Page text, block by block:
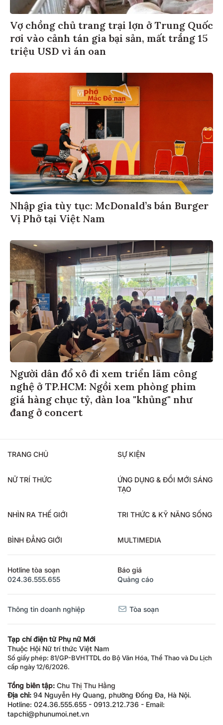
Vợ chồng chủ trang trại lợn ở Trung Quốc
rơi vào cảnh tán gia bại sản, mất trắng 15
triệu USD vì án oan
Nhập gia tùy tục: McDonald’s bán Burger
Vị Phở tại Việt Nam
Người dân đổ xô đi xem triển lãm công
nghệ ở TP.HCM: Ngồi xem phòng phim
giá hàng chục tỷ, dàn loa "khủng" như
đang ở concert
TRANG CHỦ SỰ KIỆN
NỮ TRÍ THỨC
ỨNG DỤNG & ĐỔI MỚI SÁNG
TẠO
NHÌN RA THẾ GIỚI TRI THỨC & KỸ NĂNG SỐNG
BÌNH ĐẲNG GIỚI MULTIMEDIA
Hotline tòa soạn
024.36.555.655
Báo giá
Quảng cáo
Thông tin doanh nghiệp Tòa soạn
Tạp chí điện tử Phụ nữ Mới
Thuộc Hội Nữ trí thức Việt Nam
Số giấy phép: 81/GP-BVHTTDL do Bộ Văn Hóa, Thể Thao và Du Lịch
cấp ngày 12/6/2026.
Tổng biên tập: Chu Thị Thu Hằng
Địa chỉ: 94 Nguyễn Hy Quang, phường Đống Đa, Hà Nội.
Hotline: 024.36.555.655 - 0913.212.736 - Email:
tapchi@phunumoi.net.vn